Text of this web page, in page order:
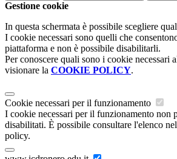
Gestione cookie
In questa schermata è possibile scegliere
I cookie necessari sono quelli che
piattaforma e non è possibile disabilitarli.
Per conoscere quali sono i cookie necessari
visionare la COOKIE POLICY.
Cookie necessari per il funzionamento
I cookie necessari per il funzionamento non
disabilitati. È possibile consultare l'elenco
policy.